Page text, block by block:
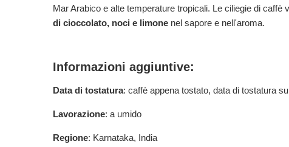
Mar Arabico e alte temperature tropicali. Le ciliegie di caffè
di cioccolato, noci e limone nel sapore e nell'aroma.
Informazioni aggiuntive:
Data di tostatura: caffè appena tostato, data di tostatura
Lavorazione: a umido
Regione: Karnataka, India